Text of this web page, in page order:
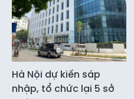
Hà Nội dự kiến sáp
nhập, tổ chức lại 5 sở